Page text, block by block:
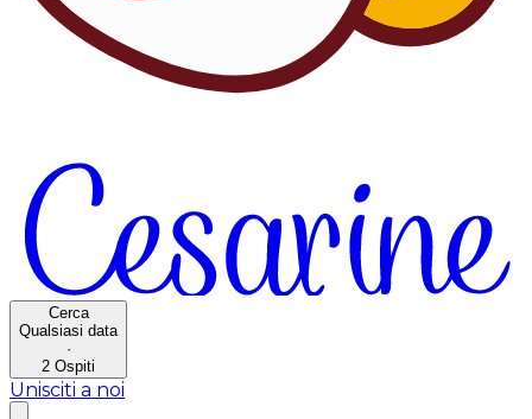
Cerca
Qualsiasi data
·
2 Ospiti
Unisciti a noi